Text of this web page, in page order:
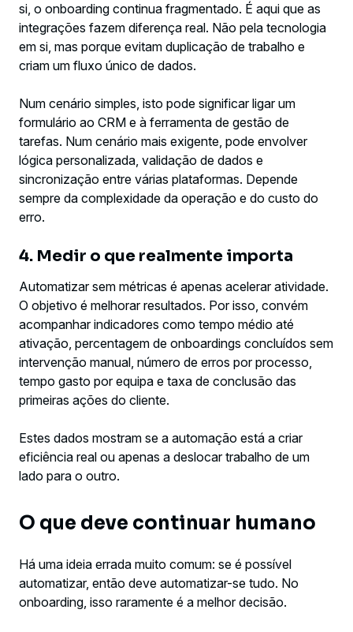
si, o onboarding continua fragmentado. É aqui que as
integrações fazem diferença real. Não pela tecnologia
em si, mas porque evitam duplicação de trabalho e
criam um fluxo único de dados.
Num cenário simples, isto pode significar ligar um
formulário ao CRM e à ferramenta de gestão de
tarefas. Num cenário mais exigente, pode envolver
lógica personalizada, validação de dados e
sincronização entre várias plataformas. Depende
sempre da complexidade da operação e do custo do
erro.
4. Medir o que realmente importa
Automatizar sem métricas é apenas acelerar atividade.
O objetivo é melhorar resultados. Por isso, convém
acompanhar indicadores como tempo médio até
ativação, percentagem de onboardings concluídos sem
intervenção manual, número de erros por processo,
tempo gasto por equipa e taxa de conclusão das
primeiras ações do cliente.
Estes dados mostram se a automação está a criar
eficiência real ou apenas a deslocar trabalho de um
lado para o outro.
O que deve continuar humano
Há uma ideia errada muito comum: se é possível
automatizar, então deve automatizar-se tudo. No
onboarding, isso raramente é a melhor decisão.